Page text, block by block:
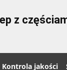
z
Kontrola jakości